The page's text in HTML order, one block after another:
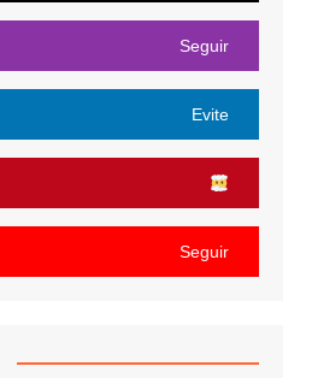
Seguir
Evite
Seguir